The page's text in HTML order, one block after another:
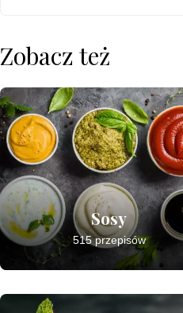
Zobacz też
Sosy
515 przepisów